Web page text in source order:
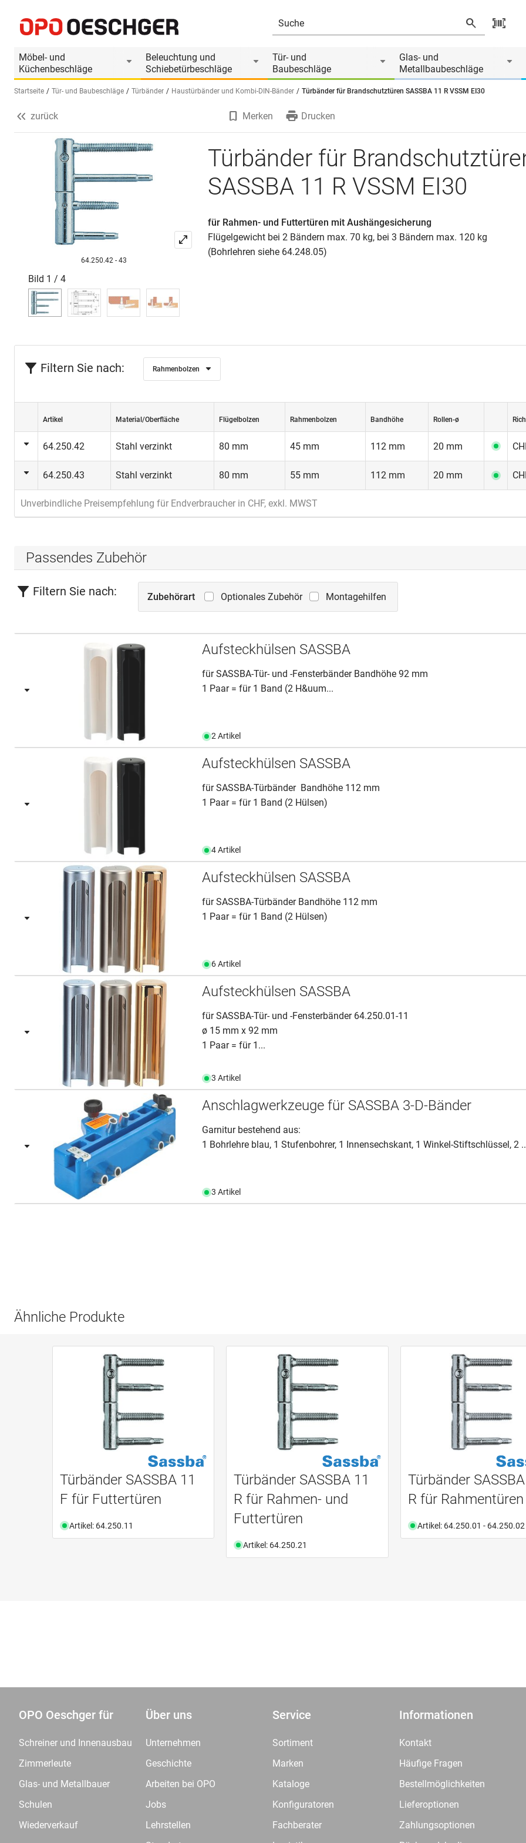
Möbel- und
Küchenbeschläge
Beleuchtung und
Schiebetürbeschläge
Tür- und
Baubeschläge
Glas- und
Metallbaubeschläge
Sprache wählen (DE)
Startseite Tür- und Baubeschläge Türbänder Haustürbänder und Kombi-DIN-Bänder Türbänder für Brandschutztüren SASSBA 11 R VSSM EI30
Produktinformationen
Passendes Zubehör
zurück Merken Drucken
64.250.42 - 43
Bild 1 / 4
Türbänder für
SASSBA 11 R VSSM EI30
für Rahmen- und Futtertüren mit Aushängesicherung
Flügelgewicht bei 2 Bändern max. 70 kg, bei 3 Bändern max. 120 kg
(Bohrlehren siehe 64.248.05)
Filtern Sie nach: Rahmenbolzen
Artikel Material/Oberfläche Flügelbolzen Rahmenbolzen Bandhöhe Rollen-ø
64.250.42 Stahl verzinkt 80 mm 45 mm 112 mm 20 mm
64.250.43 Stahl verzinkt 80 mm 55 mm 112 mm 20 mm
Unverbindliche Preisempfehlung für Endverbraucher in CHF, exkl. MWST
Passendes Zubehör
Filtern Sie nach: Zubehörart Optionales Zubehör Montagehilfen
Aufsteckhülsen SASSBA
für SASSBA-Tür- und -Fensterbänder Bandhöhe 92 mm
1 Paar = für 1 Band (2 H&uum...
2 Artikel
Aufsteckhülsen SASSBA
für SASSBA-Türbänder Bandhöhe 112 mm
1 Paar = für 1 Band (2 Hülsen)
4 Artikel
Aufsteckhülsen SASSBA
für SASSBA-Türbänder Bandhöhe 112 mm
1 Paar = für 1 Band (2 Hülsen)
6 Artikel
Aufsteckhülsen SASSBA
für SASSBA-Tür- und -Fensterbänder 64.250.01-11
ø 15 mm x 92 mm
1 Paar = für 1...
3 Artikel
Anschlagwerkzeuge für SASSBA 3-D-Bänder
Garnitur bestehend aus:
1 Bohrlehre blau, 1 Stufenbohrer, 1 Innensechskant, 1 Winkel-Stiftschlüssel, 2
3 Artikel
Ähnliche Produkte
Türbänder SASSBA 11
F für Futtertüren
Artikel: 64.250.11
Türbänder SASSBA 11
R für Rahmen- und
Futtertüren
Artikel: 64.250.21
Türbänder
R für Rahmentüren
Artikel: 64.250.01 - 64.250.02
OPO Oeschger für
Schreiner und Innenausbau
Zimmerleute
Glas- und Metallbauer
Schulen
Wiederverkauf
Über uns
Unternehmen
Geschichte
Arbeiten bei OPO
Jobs
Lehrstellen
Service
Sortiment
Marken
Kataloge
Konfiguratoren
Fachberater
Informationen
Kontakt
Häufige Fragen
Bestellmöglichkeiten
Lieferoptionen
Zahlungsoptionen